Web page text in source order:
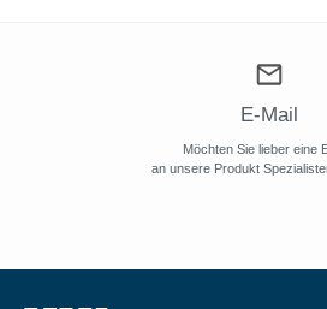
E-Mail
Möchten Sie lieber eine
an unsere Produkt